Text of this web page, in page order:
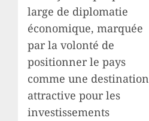
large de diplomatie
économique, marquée
par la volonté de
positionner le pays
comme une destination
attractive pour les
investissements